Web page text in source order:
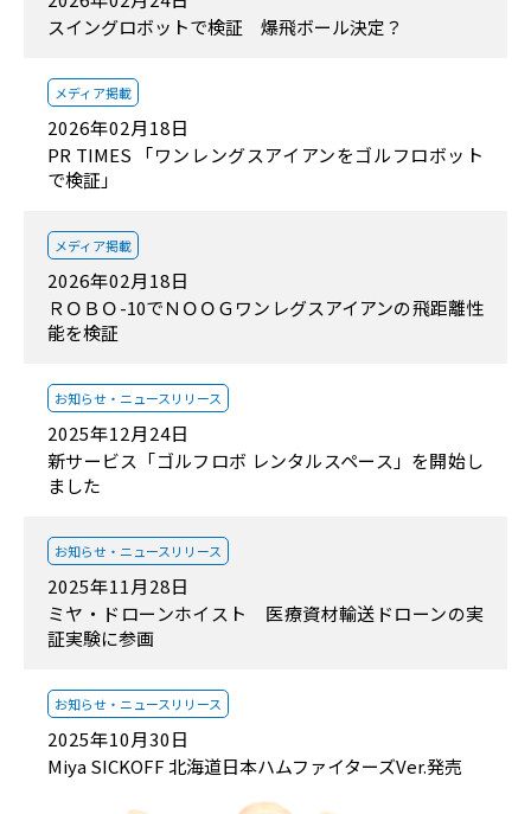
スイングロボットで検証 爆飛ボール決定？
2026年02月18日
メディア掲載
PR TIMES 「ワンレングスアイアンをゴルフロボット
で検証」
2026年02月18日
メディア掲載
ＲＯＢＯ-10でＮＯＯＧワンレグスアイアンの飛距離性
能を検証
2025年12月24日
お知らせ・ ニュースリリース
新サービス「ゴルフロボ レンタルスペース」を開始し
ました
2025年11月28日
お知らせ・ ニュースリリース
ミヤ・ドローンホイスト 医療資材輸送ドローンの実
証実験に参画
2025年10月30日
お知らせ・ ニュースリリース
Miya SICKOFF 北海道日本ハムファイターズVer.発売